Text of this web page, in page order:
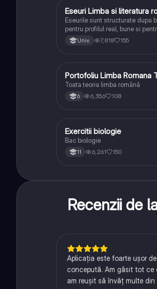
Limba și literatura română
Eseuri Limba si literatura
Eseurile sunt structurate dupa
pentru profilul real, bune si
relatiile dintre personaje si
Univ. 7,818 155
Limba și literatura română
Portofoliu Limba Romana
Toata teoria limba română
6 6,356 108
Biologie
Exercitii biologie
Bac biologie
11 6,261 150
Recenzii de
Aplicația este foarte ușor
concepută. Am găsit tot ce
am reușit să învăț multe din